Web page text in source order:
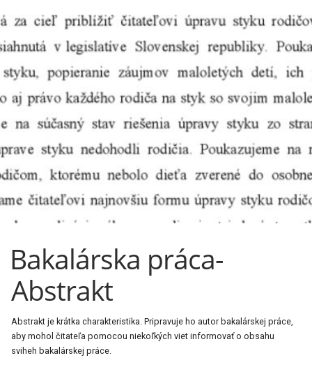
Bakalárska práca-
Abstrakt
Abstrakt je krátka charakteristika. Pripravuje ho autor bakalárskej práce,
aby mohol čitateľa pomocou niekoľkých viet informovať o obsahu
sviheh bakalárskej práce.